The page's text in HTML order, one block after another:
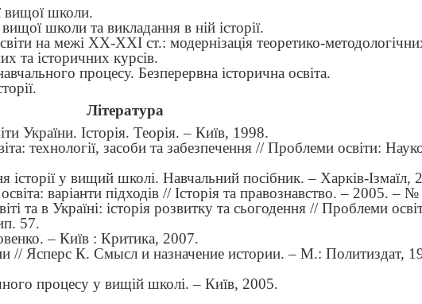
вищої школи.
школи та викладання в ній історії.
на межі ХХ-ХХІ ст.: модернізація теоретико-
та історичних курсів.
процесу. Безперервна історична освіта.
Література
України. Історія. Теорія. – Київ, 1998.
технології, засоби та забезпечення // Проблеми освіти:
у вищий школі. Навчальний посібник. – Харків-Ізмаїл,
варіанти підходів // Історія та правознавство. – 2005. –
та в Україні: історія розвитку та сьогодення // Проблеми
57.
– Київ : Критика, 2007.
// Ясперс К. Смысл и назначение истории. – М.: Политиздат,
процесу у вищій школі.– Київ, 2005.